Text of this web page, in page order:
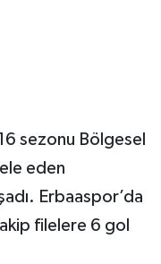
sezonu Bölgesel
eden
Erbaaspor’da
filelere 6 gol